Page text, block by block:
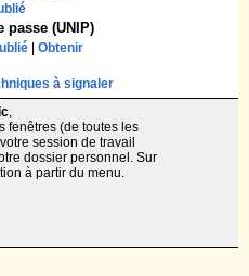
passe (UNIP)
Obtenir
à signaler
,
fenêtres (de toutes les
session de travail
dossier personnel. Sur
à partir du menu.